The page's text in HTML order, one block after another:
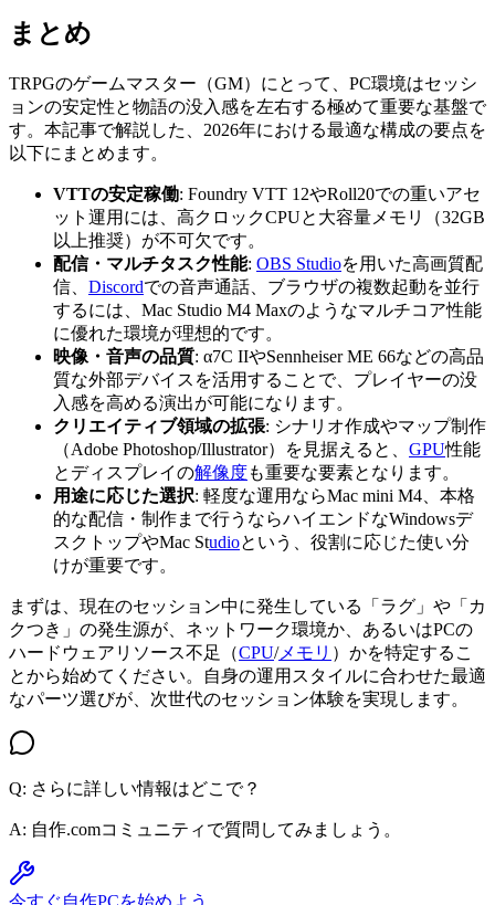
まとめ
TRPGのゲームマスター（GM）にとって、PC環境はセッシ
ョンの安定性と物語の没入感を左右する極めて重要な基盤で
す。本記事で解説した、2026年における最適な構成の要点を
以下にまとめます。
VTTの安定稼働: Foundry VTT 12やRoll20での重いアセ
ット運用には、高クロックCPUと大容量メモリ（32GB
以上推奨）が不可欠です。
配信・マルチタスク性能: OBS Studioを用いた高画質配
信、 Discordでの音声通話、ブラウザの複数起動を並行
するには、Mac Studio M4 Maxのようなマルチコア性能
に優れた環境が理想的です。
映像・音声の品質: α7C IIやSennheiser ME 66などの高品
質な外部デバイスを活用することで、プレイヤーの没
入感を高める演出が可能になります。
クリエイティブ領域の拡張: シナリオ作成やマップ制作
（Adobe Photoshop/Illustrator）を見据えると、 GPU性能
とディスプレイの解像度も重要な要素となります。
用途に応じた選択: 軽度な運用ならMac mini M4、本格
的な配信・制作まで行うならハイエンドなWindowsデ
スクトップやMac Studioという、役割に応じた使い分
けが重要です。
まずは、現在のセッション中に発生している「ラグ」や「カ
クつき」の発生源が、ネットワーク環境か、あるいはPCの
ハードウェアリソース不足（CPU/メモリ ）かを特定するこ
とから始めてください。自身の運用スタイルに合わせた最適
なパーツ選びが、次世代のセッション体験を実現します。
Q: さらに詳しい情報はどこで？
A: 自作.comコミュニティで質問してみましょう。